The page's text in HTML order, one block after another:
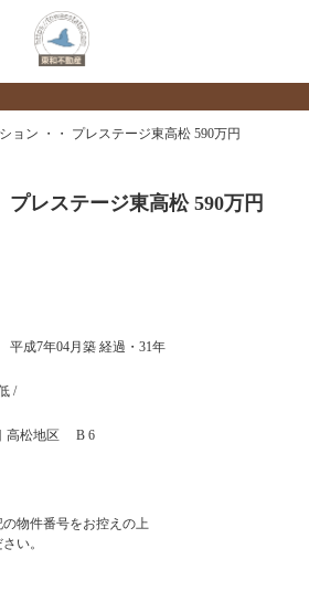
検索物件の詳細
****
ョン ・・ プレステージ東高松 590万円
プレステージ東高松 590万円
成7年04月築 経過・31年
/
高松地区 B 6
物件番号をお控えの上
い。